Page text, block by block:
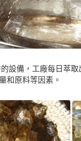
設備，工廠每日萃
和原料等因素。